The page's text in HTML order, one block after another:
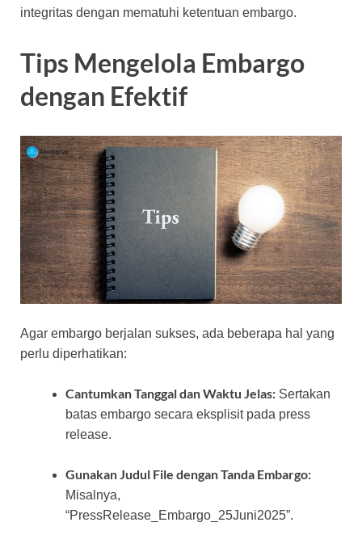
integritas dengan mematuhi ketentuan embargo.
Tips Mengelola Embargo
dengan Efektif
Agar embargo berjalan sukses, ada beberapa hal yang
perlu diperhatikan:
Cantumkan Tanggal dan Waktu Jelas: Sertakan
batas embargo secara eksplisit pada press
release.
Gunakan Judul File dengan Tanda Embargo:
Misalnya,
“PressRelease_Embargo_25Juni2025”.